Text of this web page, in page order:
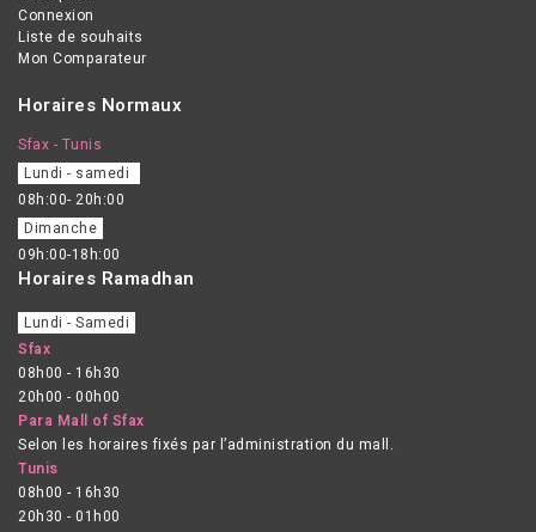
Connexion
Liste de souhaits
Mon Comparateur
Horaires Normaux
Sfax - Tunis
Lundi - samedi
08h:00- 20h:00
Dimanche
09h:00-18h:00
Horaires Ramadhan
Lundi - Samedi
Sfax
08h00 - 16h30
20h00 - 00h00
Para Mall of Sfax
Selon les horaires fixés par l’administration du mall.
Tunis
08h00 - 16h30
20h30 - 01h00